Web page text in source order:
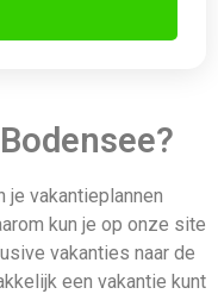
je vakantieplannen
kun je op onze site
vakanties naar de
een vakantie kunt